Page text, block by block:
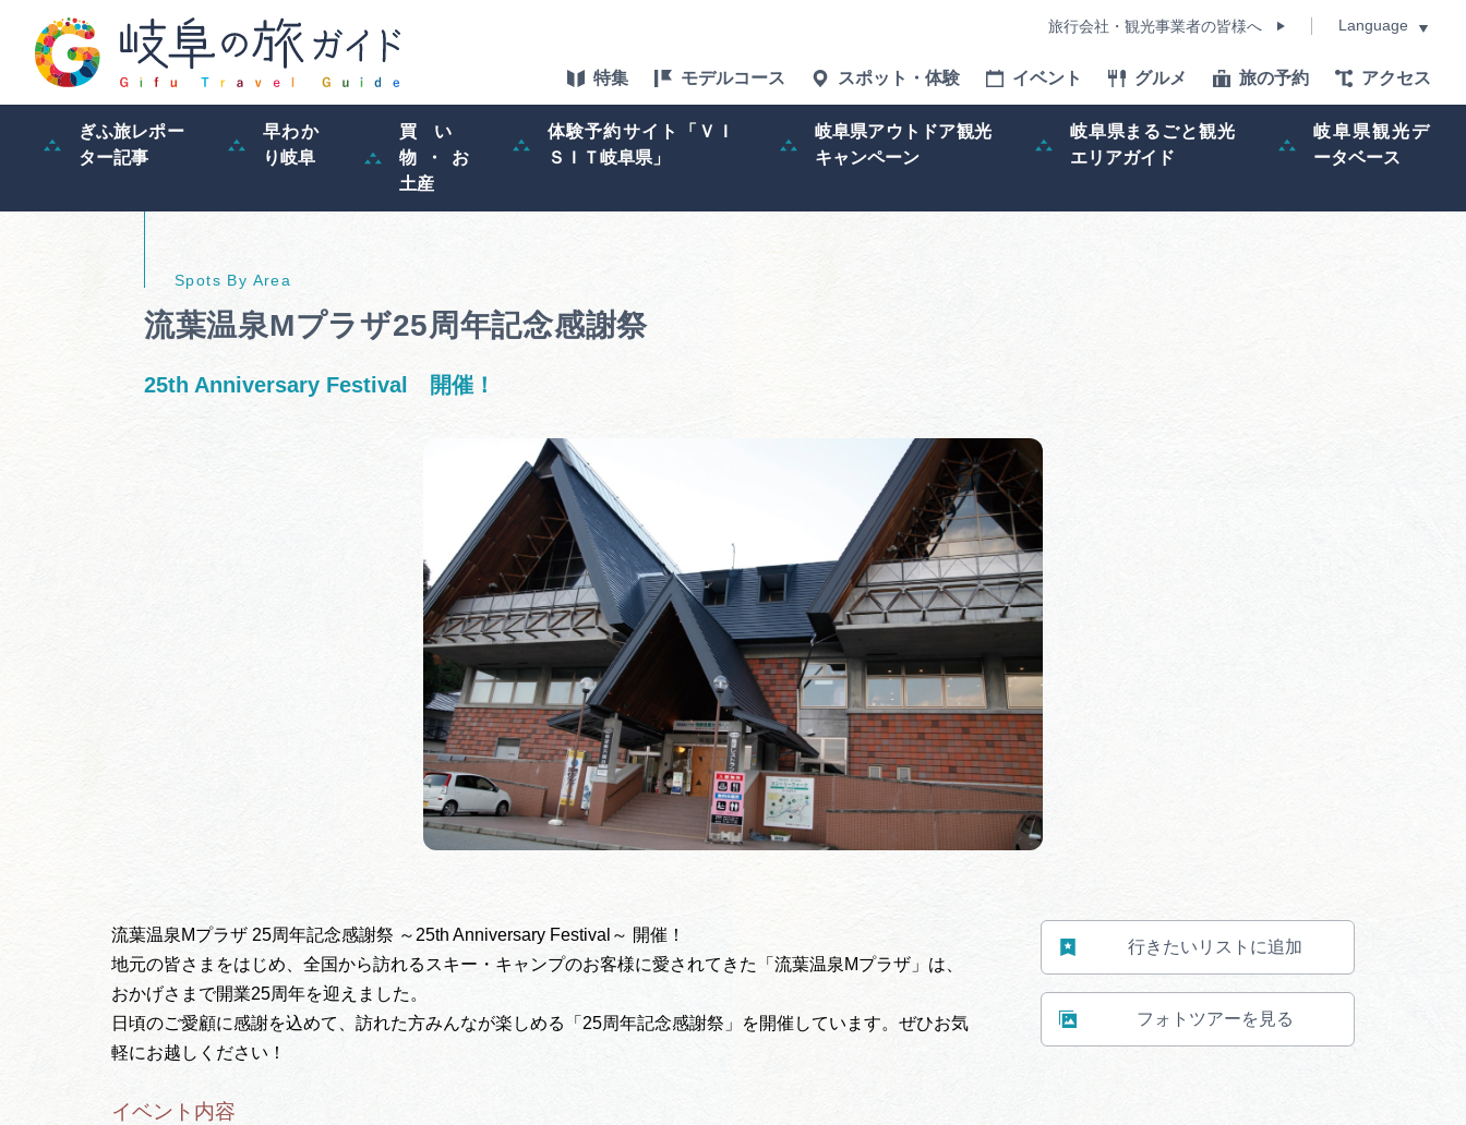
旅行会社・観光事業者の皆様へ Language
特集 モデルコース スポット・体験 イベント グルメ 旅の予約 アクセス
ぎふ旅レポー
ター記事
早わか
り岐阜
買い
物・お
土産
体験予約サイト「ＶＩ
ＳＩＴ岐阜県」
岐阜県アウトドア観光
キャンペーン
岐阜県まるごと観光
エリアガイド
岐阜県観光デ
ータベース
ぎふ旅レポーター記事
買い物・お土産
岐阜県アウトドア観光キャン
ペーン
岐阜県観光データベース
旅行会社・観光事業者の皆様へ
運営組織
流葉温泉Мプラザ25周年記念感謝祭
25th Anniversary Festival 開催！
流葉温泉Mプラザ 25周年記念感謝祭 ～25th Anniversary Festival～ 開催！
地元の皆さまをはじめ、全国から訪れるスキー・キャンプのお客様に愛されてきた「流葉温泉Mプラザ」は、
おかげさまで開業25周年を迎えました。
日頃のご愛顧に感謝を込めて、訪れた方みんなが楽しめる「25周年記念感謝祭」を開催しています。ぜひお気
軽にお越しください！
イベント内容
行きたいリストに追加
フォトツアーを見る